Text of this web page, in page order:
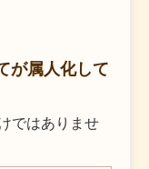
が属人化して
ではありませ